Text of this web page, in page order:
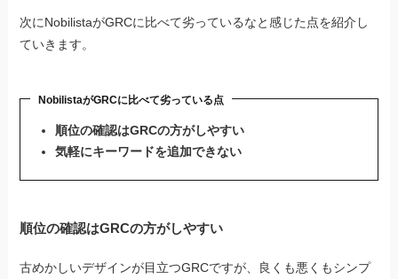
次にNobilistaがGRCに比べて劣っているなと感じた点を紹介し
ていきます。
NobilistaがGRCに比べて劣っている点
順位の確認はGRCの方がしやすい
気軽にキーワードを追加できない
順位の確認はGRCの方がしやすい
古めかしいデザインが目立つGRCですが、良くも悪くもシンプ